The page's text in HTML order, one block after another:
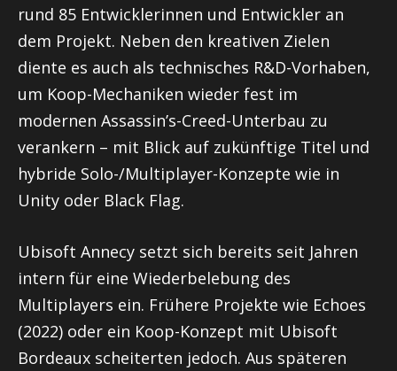
rund 85 Entwicklerinnen und Entwickler an
dem Projekt. Neben den kreativen Zielen
diente es auch als technisches R&D-Vorhaben,
um Koop-Mechaniken wieder fest im
modernen Assassin’s-Creed-Unterbau zu
verankern – mit Blick auf zukünftige Titel und
hybride Solo-/Multiplayer-Konzepte wie in
Unity oder Black Flag.
Ubisoft Annecy setzt sich bereits seit Jahren
intern für eine Wiederbelebung des
Multiplayers ein. Frühere Projekte wie Echoes
(2022) oder ein Koop-Konzept mit Ubisoft
Bordeaux scheiterten jedoch. Aus späteren